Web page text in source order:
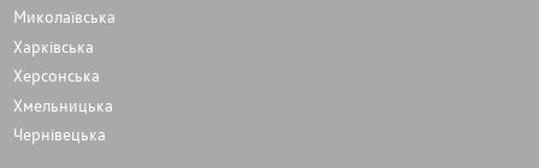
Миколаївська
Харківська
Херсонська
Хмельницька
Чернівецька